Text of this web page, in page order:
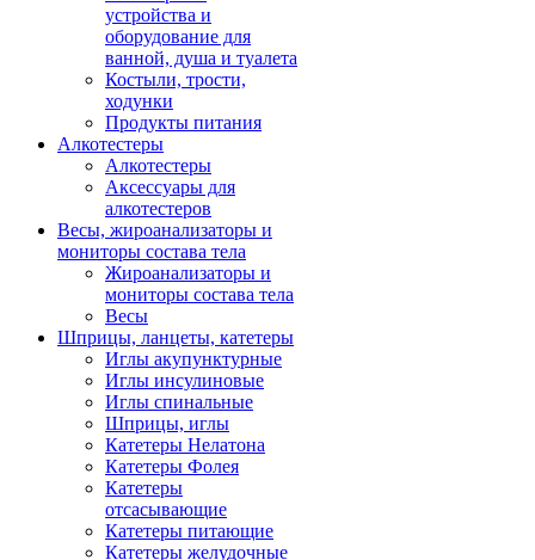
устройства и
оборудование для
ванной, душа и туалета
Костыли, трости,
ходунки
Продукты питания
Алкотестеры
Алкотестеры
Аксессуары для
алкотестеров
Весы, жироанализаторы и
мониторы состава тела
Жироанализаторы и
мониторы состава тела
Весы
Шприцы, ланцеты, катетеры
Иглы акупунктурные
Иглы инсулиновые
Иглы спинальные
Шприцы, иглы
Катетеры Нелатона
Катетеры Фолея
Катетеры
отсасывающие
Катетеры питающие
Катетеры желудочные